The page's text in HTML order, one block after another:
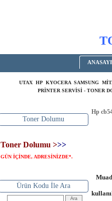
UTAX HP KYOCERA SAMSUNG
PRİNTER SERVİSİ - TONER
Toner Dolumu
Toner Dolumu >>>
GÜN İÇİNDE, ADRESİNİZDE*.
Ürün Kodu İle Ara
Hp